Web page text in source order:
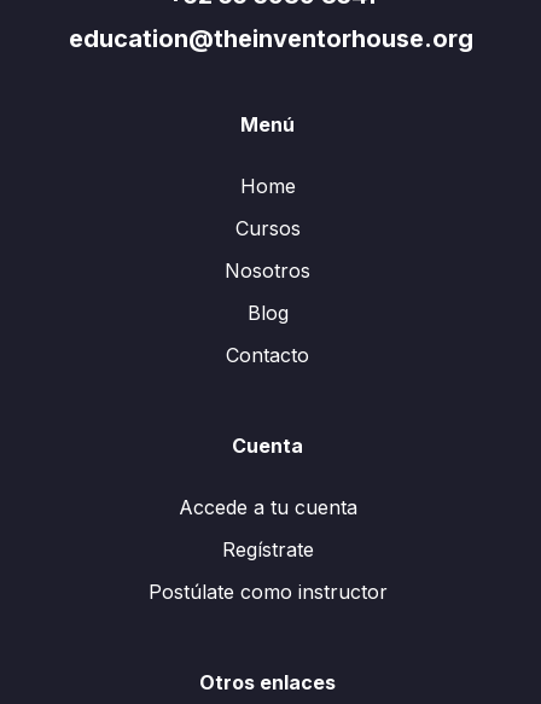
education@theinventorhouse.org
Menú
Home
Cursos
Nosotros
Blog
Contacto
Cuenta
Accede a tu cuenta
Regístrate
Postúlate como instructor
Otros enlaces